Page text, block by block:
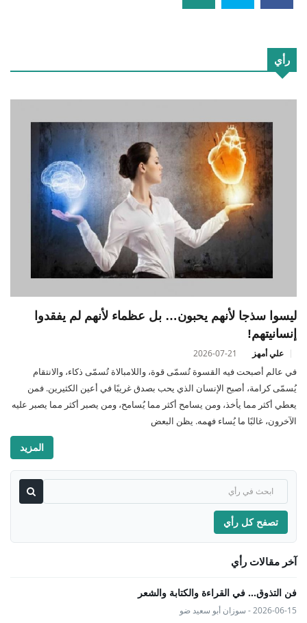
رأي
ليسوا سذجا لأنهم يحبون… بل عظماء لأنهم لم يفقدوا
إنسانيتهم!
علي أمهز 2026-07-21
في عالم أصبحت فيه القسوة تُسمّى قوة، واللامبالاة تُسمّى ذكاء، والانتقام
يُسمّى كرامة، أصبح الإنسان الذي يحب بصدق غريبًا في أعين الكثيرين. فمن
يعطي أكثر مما يأخذ، ومن يسامح أكثر مما يُسامح، ومن يصبر أكثر مما يصبر عليه
الآخرون، غالبًا ما يُساء فهمه. يظن البعض
المزيد
تصفح كل رأي
آخر مقالات رأي
فن التذوق... في القراءة والكتابة والشعر
2026-06-15 - سوزان أبو سعيد ضو